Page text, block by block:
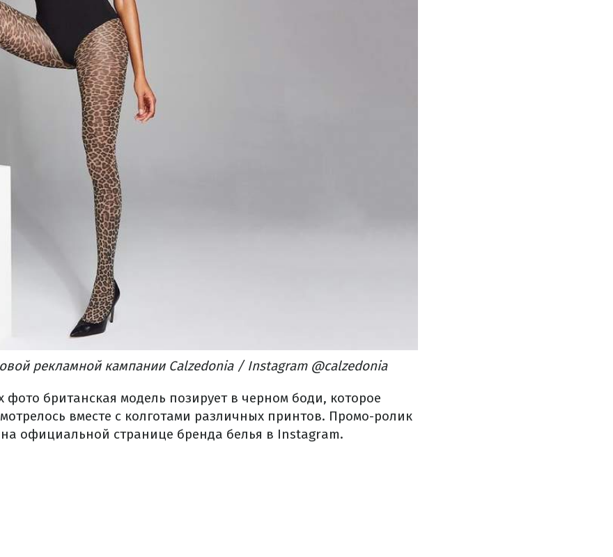
рекламной кампании Calzedonia / Instagram @calzedonia
фото британская модель позирует в черном боди, которое
вместе с колготами различных принтов. Промо-ролик
официальной странице бренда белья в Instagram.